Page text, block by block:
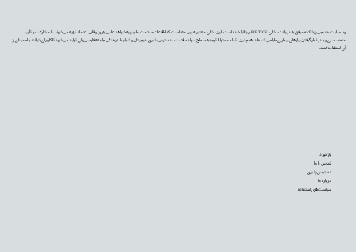
وب‌سایت «دیجی‌پزشک» موفق به دریافت نشان PIF TICK بریتانیا شده است. این نشان معتبر به این معناست که اطلاعات سلامت ما بر پایه شواهد علمی به‌روز و قابل اعتماد تهیه می‌شوند، با مشارکت و تأیید
متخصصان و با در نظر گرفتن نیازهای بیماران طراحی شده‌اند. همچنین، تمام محتوا با توجه به سطح سواد سلامت، دسترس‌پذیری دیجیتال و شرایط فرهنگی جامعه فارسی‌زبان تولید می‌شود تا کاربران بتوانند با اطمینان از
آن استفاده کنند.
بازخورد
تماس با ما
دسترس‌پذیری
درباره ما
سیاست‌های استفاده